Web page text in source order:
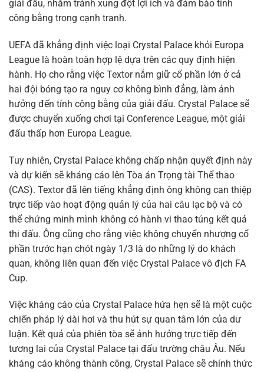
giải đấu, nhằm tránh xung đột lợi ích và đảm bảo tính
công bằng trong cạnh tranh.
UEFA đã khẳng định việc loại Crystal Palace khỏi Europa
League là hoàn toàn hợp lệ dựa trên các quy định hiện
hành. Họ cho rằng việc Textor nắm giữ cổ phần lớn ở cả
hai đội bóng tạo ra nguy cơ không bình đẳng, làm ảnh
hưởng đến tính công bằng của giải đấu. Crystal Palace sẽ
được chuyển xuống chơi tại Conference League, một giải
đấu thấp hơn Europa League.
Tuy nhiên, Crystal Palace không chấp nhận quyết định này
và dự kiến sẽ kháng cáo lên Tòa án Trọng tài Thể thao
(CAS). Textor đã lên tiếng khẳng định ông không can thiệp
trực tiếp vào hoạt động quản lý của hai câu lạc bộ và có
thể chứng minh mình không có hành vi thao túng kết quả
thi đấu. Ông cũng cho rằng việc không chuyển nhượng cổ
phần trước hạn chót ngày 1/3 là do những lý do khách
quan, không liên quan đến việc Crystal Palace vô địch FA
Cup.
Việc kháng cáo của Crystal Palace hứa hẹn sẽ là một cuộc
chiến pháp lý dài hơi và thu hút sự quan tâm lớn của dư
luận. Kết quả của phiên tòa sẽ ảnh hưởng trực tiếp đến
tương lai của Crystal Palace tại đấu trường châu Âu. Nếu
kháng cáo không thành công, Crystal Palace sẽ chính thức